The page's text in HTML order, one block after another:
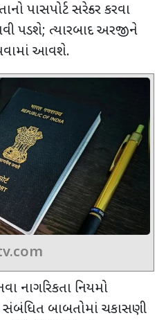
પાસપોર્ટ સરેન્ડર કરવા
પડશે; ત્યારબાદ અરજીને
આવશે.
નાગરિકતા નિયમો
સંબંધિત બાબતોમાં ચકાસણી